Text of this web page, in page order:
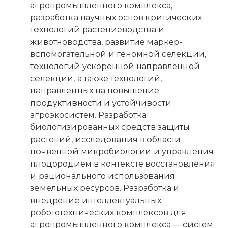
агропромышленного комплекса,
разработка научных основ критических
технологий растениеводства и
животноводства, развитие маркер-
вспомогательной и геномной селекции,
технологий ускоренной направленной
селекции, а также технологий,
направленных на повышение
продуктивности и устойчивости
агроэкосистем. Разработка
биологизированных средств защиты
растений, исследования в области
почвенной микробиологии и управления
плодородием в контексте восстановления
и рационального использования
земельных ресурсов. Разработка и
внедрение интеллектуальных
робототехнических комплексов для
агропромышленного комплекса — систем